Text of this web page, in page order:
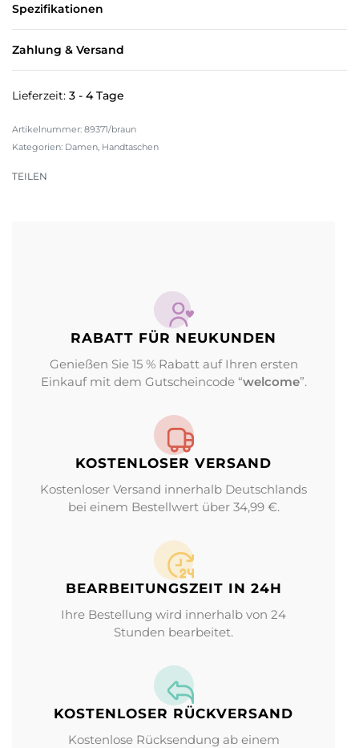
Spezifikationen
Zahlung & Versand
Lieferzeit: 3 - 4 Tage
89371/braun
Kategorien: Damen Handtaschen
TEILEN
RABATT FÜR NEUKUNDEN
Genießen Sie 15 % Rabatt auf Ihren ersten
Einkauf mit dem Gutscheincode “welcome”.
KOSTENLOSER VERSAND
Kostenloser Versand innerhalb Deutschlands
bei einem Bestellwert über 34,99 €.
BEARBEITUNGS­ZEIT IN 24H
Ihre Bestellung wird innerhalb von 24
Stunden bearbeitet.
KOSTENLOSER RÜCKVERSAND
Kostenlose Rücksendung ab einem